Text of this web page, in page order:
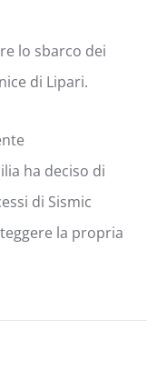
lo sbarco dei
di Lipari.
ha deciso di
di Sismic
la propria